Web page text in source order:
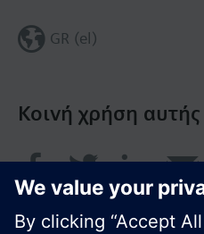
Κοινή χρήση αυτής
GR (el)